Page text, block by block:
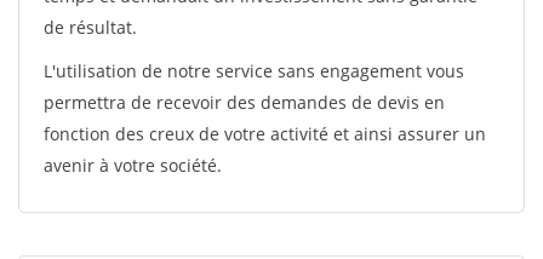
de résultat.
L'utilisation de notre service sans engagement vous
permettra de recevoir des demandes de devis en
fonction des creux de votre activité et ainsi assurer un
avenir à votre société.